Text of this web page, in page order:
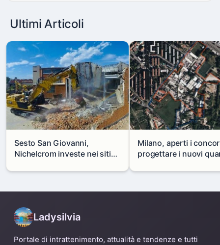
Ultimi Articoli
Sesto San Giovanni,
Nichelcrom investe nei siti
capannone per fare spazio a
Milano, aperti i
progettare i nuovi
Mare
Ladysilvia
Portale di intrattenimento, attualità e tendenze e tutti